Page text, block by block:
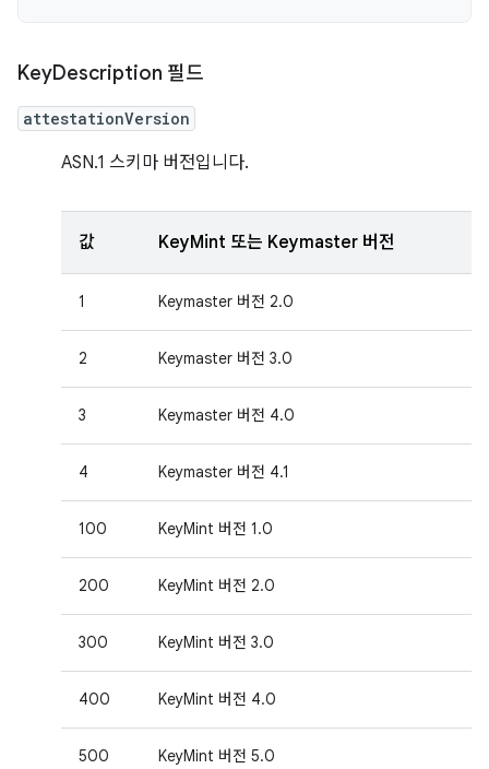
KeyDescription 필드
attestationVersion
ASN.1 스키마 버전입니다.
값 KeyMint 또는 Keymaster 버전
1 Keymaster 버전 2.0
2 Keymaster 버전 3.0
3 Keymaster 버전 4.0
4 Keymaster 버전 4.1
100 KeyMint 버전 1.0
200 KeyMint 버전 2.0
300 KeyMint 버전 3.0
400 KeyMint 버전 4.0
500 KeyMint 버전 5.0